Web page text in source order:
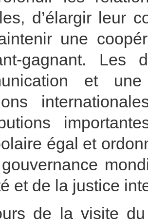
d’élargir leur
une
gagnant. Les
et
égal et
et de la justice
de la visite du